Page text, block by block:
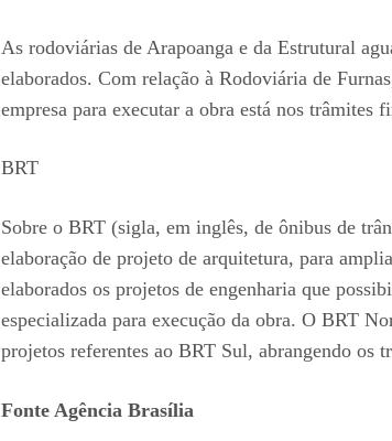
As rodoviárias de Arapoanga e da Estrutural
elaborados. Com relação à Rodoviária de
empresa para executar a obra está nos
BRT
Sobre o BRT (sigla, em inglês, de ônibus de
elaboração de projeto de arquitetura, para
elaborados os projetos de engenharia que
especializada para execução da obra. O BRT
projetos referentes ao BRT Sul, abrangendo os
Fonte Agência Brasília